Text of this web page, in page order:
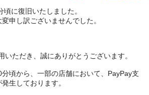
に復旧いたしました。
申し訳ございませんでした。
いただき、誠にありがとうございます。
頃から、一部の店舗において、PayPay支
生しております。